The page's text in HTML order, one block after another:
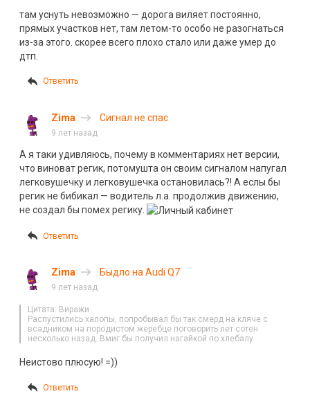
там уснуть невозможно — дорога виляет постоянно,
прямых участков нет, там летом-то особо не разогнаться
из-за этого. скорее всего плохо стало или даже умер до
дтп.
Ответить
Zima Сигнал не спас
9 лет назад
А я таки удивляюсь, почему в комментариях нет версии,
что виноват регик, потомушта он своим сигналом напугал
легковушечку и легковушечка остановилась?! А еслы бы
регик не бибикал — водитель л.а. продолжив движению,
не создал бы помех регику.
Ответить
Zima Быдло на Audi Q7
9 лет назад
Цитата: Виражи
Распустились халопы, попробывал бы так смерд на кляче с
всадником на породистом жеребце поговорить лет сотен
несколько назад. Вмиг бы получил нагайкой по хлeбалу
Неистово плюсую! =))
Ответить